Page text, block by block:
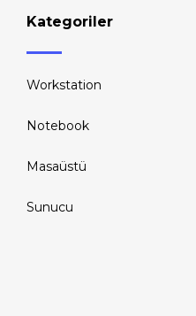
Kategoriler
Workstation
Notebook
Masaüstü
Sunucu